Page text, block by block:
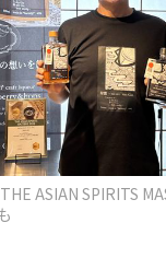
THE ASIAN SPIRITS